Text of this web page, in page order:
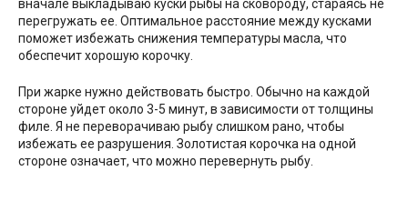
вначале выкладываю куски рыбы на сковороду, стараясь не
перегружать ее. Оптимальное расстояние между кусками
поможет избежать снижения температуры масла, что
обеспечит хорошую корочку.
При жарке нужно действовать быстро. Обычно на каждой
стороне уйдет около 3-5 минут, в зависимости от толщины
филе. Я не переворачиваю рыбу слишком рано, чтобы
избежать ее разрушения. Золотистая корочка на одной
стороне означает, что можно перевернуть рыбу.